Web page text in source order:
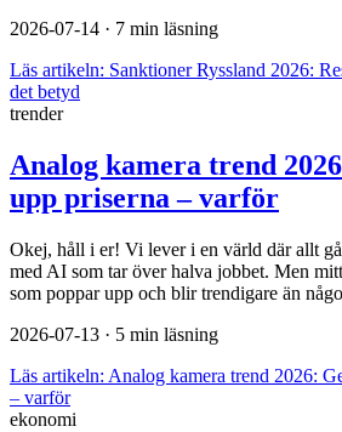
2026-07-14 · 7 min läsning
Läs artikeln: Sanktioner Ryssland 2026:
det betyd
trender
Analog kamera trend
upp priserna – varför
Okej, håll i er! Vi lever i en värld där allt
med AI som tar över halva jobbet. Men
som poppar upp och blir trendigare än
2026-07-13 · 5 min läsning
Läs artikeln: Analog kamera trend 2026:
– varför
ekonomi